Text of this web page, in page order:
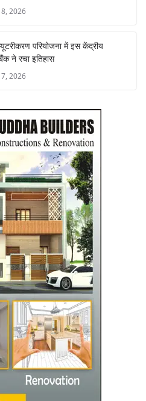
2026
परियोजना में इस केंद्रीय
ने रचा इतिहास
2026